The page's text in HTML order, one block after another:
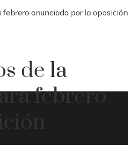
anunciada por la oposición
de la
febrero